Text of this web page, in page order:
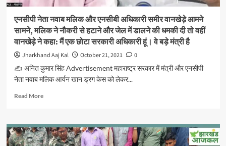
गांधी
कइयों
ने
ट्वीट
कर
का
किया
एनसीपी नेता नवाब मलिक और एनसीबी अधिकारी समीर वानखेड़े आमने
सामने, मलिक ने नौकरी से हटाने और जेल में डालने की धमकी दी तो वहीं
वानखेड़े ने कहा: मैं एक छोटा सरकारी अधिकारी हूं। वे बड़े मंत्री है
Jharkhand Aaj Kal October 21, 2021
0
✍️ अनित कुमार सिंह Advertisement महाराष्ट्र सरकार में मंत्री और एनसीपी
नेता नवाब मलिक आर्यन खान ड्रग केस को लेकर...
Read MoreRead
एनसीपी
नेता
नवाब